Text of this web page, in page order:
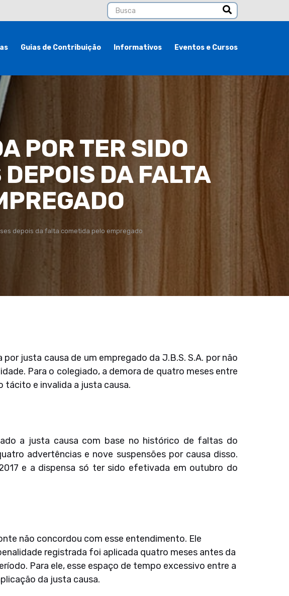
Guias de Contribuição Informativos Eventos e Cursos
POR TER SIDO
DA FALTA
depois da falta cometida pelo empregado
justa causa de um empregado da J.B.S. S.A. por não
Para o colegiado, a demora de quatro meses entre
tácito e invalida a justa causa.
a justa causa com base no histórico de faltas do
advertências e nove suspensões por causa disso.
e a dispensa só ter sido efetivada em outubro do
não concordou com esse entendimento. Ele
registrada foi aplicada quatro meses antes da
Para ele, esse espaço de tempo excessivo entre a
da justa causa.